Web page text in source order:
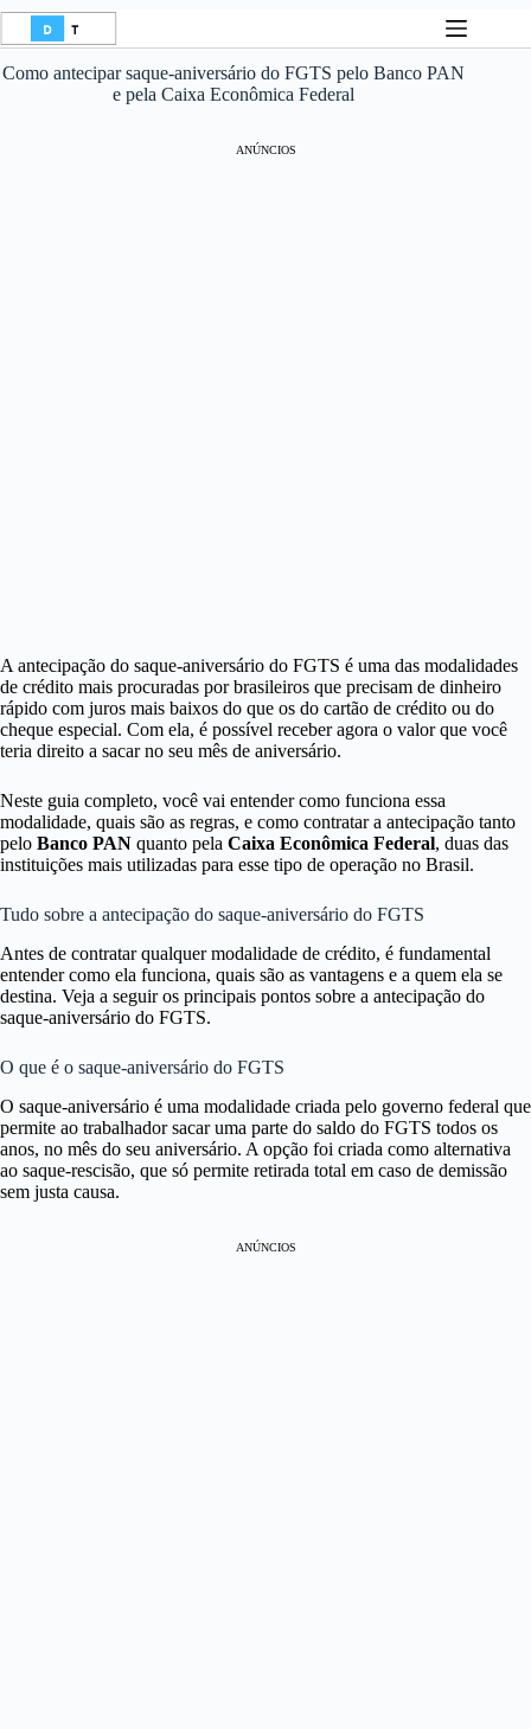
Pular
para
conteúdo
Como antecipar saque-aniversário do FGTS pelo Banco PAN
e pela Caixa Econômica Federal
ANÚNCIOS
A antecipação do saque-aniversário do FGTS é uma das modalidades
de crédito mais procuradas por brasileiros que precisam de dinheiro
rápido com juros mais baixos do que os do cartão de crédito ou do
cheque especial. Com ela, é possível receber agora o valor que você
teria direito a sacar no seu mês de aniversário.
Neste guia completo, você vai entender como funciona essa
modalidade, quais são as regras, e como contratar a antecipação tanto
pelo Banco PAN quanto pela Caixa Econômica Federal, duas das
instituições mais utilizadas para esse tipo de operação no Brasil.
Tudo sobre a antecipação do saque-aniversário do FGTS
Antes de contratar qualquer modalidade de crédito, é fundamental
entender como ela funciona, quais são as vantagens e a quem ela se
destina. Veja a seguir os principais pontos sobre a antecipação do
saque-aniversário do FGTS.
O que é o saque-aniversário do FGTS
O saque-aniversário é uma modalidade criada pelo governo federal que
permite ao trabalhador sacar uma parte do saldo do FGTS todos os
anos, no mês do seu aniversário. A opção foi criada como alternativa
ao saque-rescisão, que só permite retirada total em caso de demissão
sem justa causa.
ANÚNCIOS